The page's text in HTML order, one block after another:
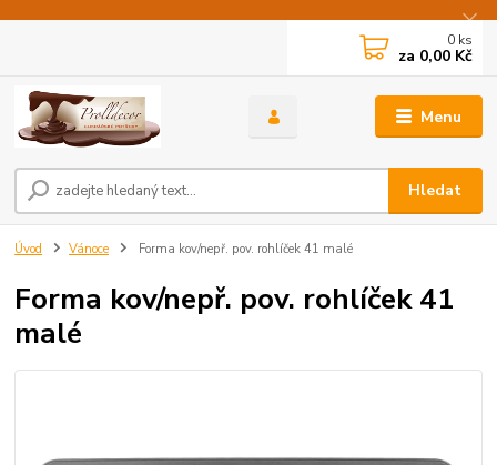
Menu
Hledat
0 ks
za 0,00 Kč
Úvod Vánoce Forma kov/nepř. pov. rohlíček 41 malé
Forma kov/nepř. pov. rohlíček 41
malé